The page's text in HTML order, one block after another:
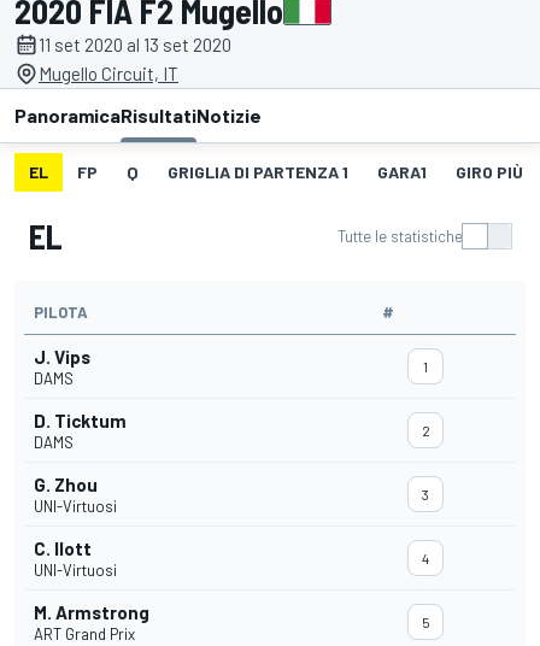
2020 FIA F2 Mugello
11 set 2020 al 13 set 2020
Mugello Circuit, IT
PanoramicaRisultatiNotizie
EL FP Q GRIGLIA DI PARTENZA 1 GARA1 GIRO PIÙ
EL Tutte le statistiche
PILOTA #
J. Vips
DAMS
1
D. Ticktum
DAMS
2
G. Zhou
UNI-Virtuosi
3
C. Ilott
UNI-Virtuosi
4
M. Armstrong
ART Grand Prix
5